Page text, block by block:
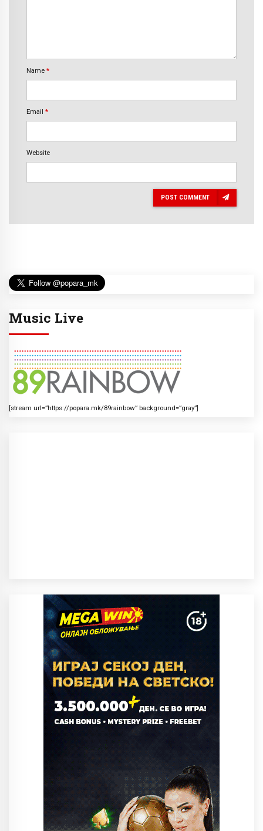
Name *
Email *
Website
POST COMMENT
Music Live
[stream url=”https://popara.mk/89rainbow” background=”gray”]